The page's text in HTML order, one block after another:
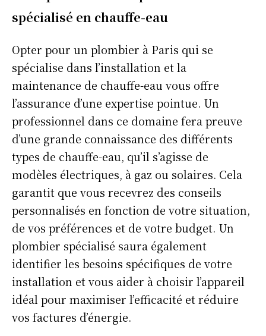
spécialisé en chauffe-eau
Opter pour un plombier à Paris qui se
spécialise dans l’installation et la
maintenance de chauffe-eau vous offre
l’assurance d’une expertise pointue. Un
professionnel dans ce domaine fera preuve
d’une grande connaissance des différents
types de chauffe-eau, qu’il s’agisse de
modèles électriques, à gaz ou solaires. Cela
garantit que vous recevrez des conseils
personnalisés en fonction de votre situation,
de vos préférences et de votre budget. Un
plombier spécialisé saura également
identifier les besoins spécifiques de votre
installation et vous aider à choisir l’appareil
idéal pour maximiser l’efficacité et réduire
vos factures d’énergie.